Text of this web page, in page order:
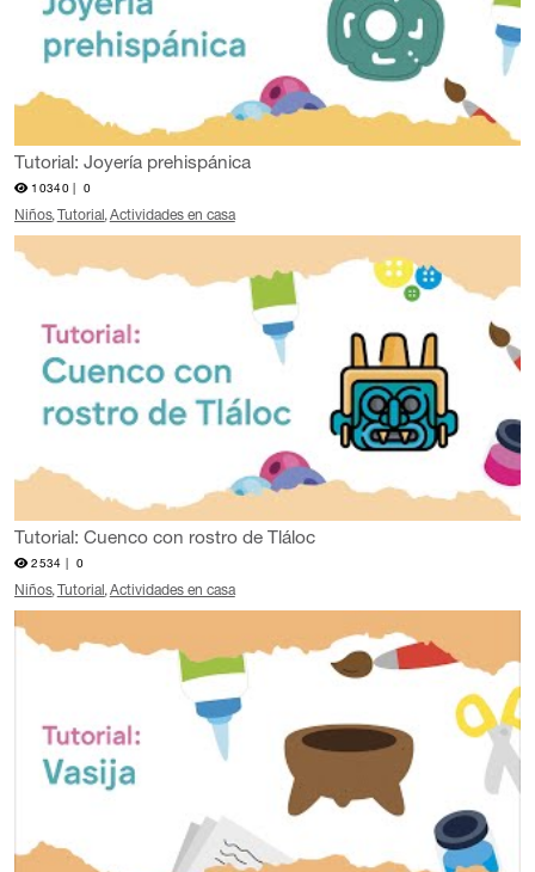
Tutorial: Joyería prehispánica
10340 | 0
Niños Tutorial Actividades en casa
Tutorial: Cuenco con rostro de Tláloc
2534 | 0
Niños Tutorial Actividades en casa